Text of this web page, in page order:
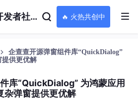
HarmonyOS开发者社区 🔥 火热共创中
企查查开源弹窗组件库“QuickDialog”
提供更优解
库“QuickDialog” 为鸿蒙应用
杂弹窗提供更优解